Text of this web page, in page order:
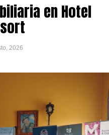
en Hotel
2026